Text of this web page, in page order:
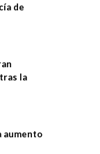
de
la
aumento